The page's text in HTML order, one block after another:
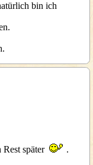
bin ich
Rest später .